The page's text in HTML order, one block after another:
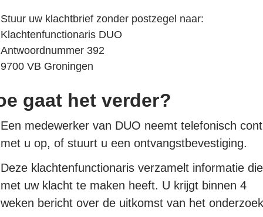
Stuur uw klachtbrief zonder postzegel naar:
Klachtenfunctionaris DUO
Antwoordnummer 392
9700 VB Groningen
gaat het verder?
Een medewerker van DUO neemt telefonisch
met u op, of stuurt u een ontvangstbevestiging.
Deze klachtenfunctionaris verzamelt informatie die
met uw klacht te maken heeft. U krijgt binnen 4
weken bericht over de uitkomst van het